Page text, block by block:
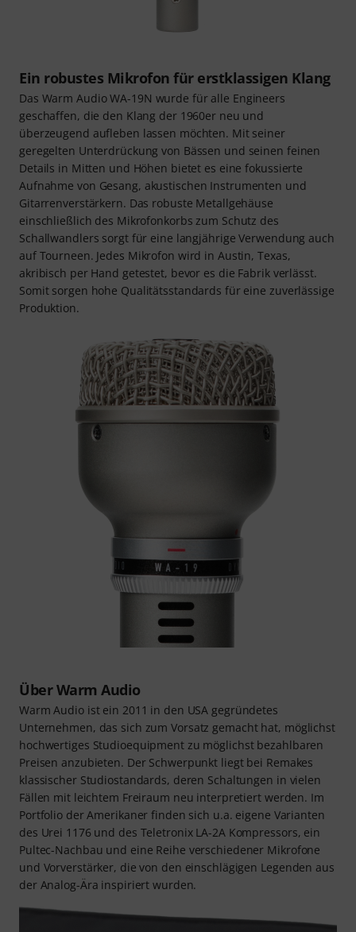
Ein robustes Mikrofon für erstklassigen Klang
Das Warm Audio WA-19N wurde für alle Engineers
geschaffen, die den Klang der 1960er neu und
überzeugend aufleben lassen möchten. Mit seiner
geregelten Unterdrückung von Bässen und seinen feinen
Details in Mitten und Höhen bietet es eine fokussierte
Aufnahme von Gesang, akustischen Instrumenten und
Gitarrenverstärkern. Das robuste Metallgehäuse
einschließlich des Mikrofonkorbs zum Schutz des
Schallwandlers sorgt für eine langjährige Verwendung auch
auf Tourneen. Jedes Mikrofon wird in Austin, Texas,
akribisch per Hand getestet, bevor es die Fabrik verlässt.
Somit sorgen hohe Qualitätsstandards für eine zuverlässige
Produktion.
Über Warm Audio
Warm Audio ist ein 2011 in den USA gegründetes
Unternehmen, das sich zum Vorsatz gemacht hat, möglichst
hochwertiges Studioequipment zu möglichst bezahlbaren
Preisen anzubieten. Der Schwerpunkt liegt bei Remakes
klassischer Studiostandards, deren Schaltungen in vielen
Fällen mit leichtem Freiraum neu interpretiert werden. Im
Portfolio der Amerikaner finden sich u.a. eigene Varianten
des Urei 1176 und des Teletronix LA-2A Kompressors, ein
Pultec-Nachbau und eine Reihe verschiedener Mikrofone
und Vorverstärker, die von den einschlägigen Legenden aus
der Analog-Ära inspiriert wurden.